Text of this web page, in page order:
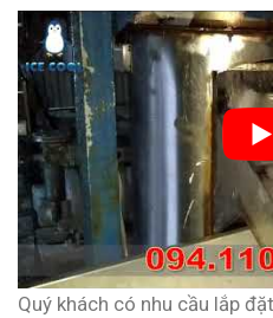
Quý khách có nhu cầu lắp đặt